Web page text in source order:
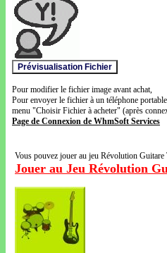
Pour modifier le fichier image avant achat,
Pour envoyer le fichier à un téléphone
menu "Choisir Fichier à acheter" (après
Page de Connexion de WhmSoft Services
Vous pouvez jouer au jeu Révolution
Jouer au Jeu Révolution